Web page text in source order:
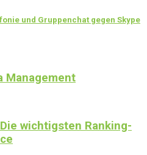
und Gruppenchat gegen Skype
Management
wichtigsten Ranking-